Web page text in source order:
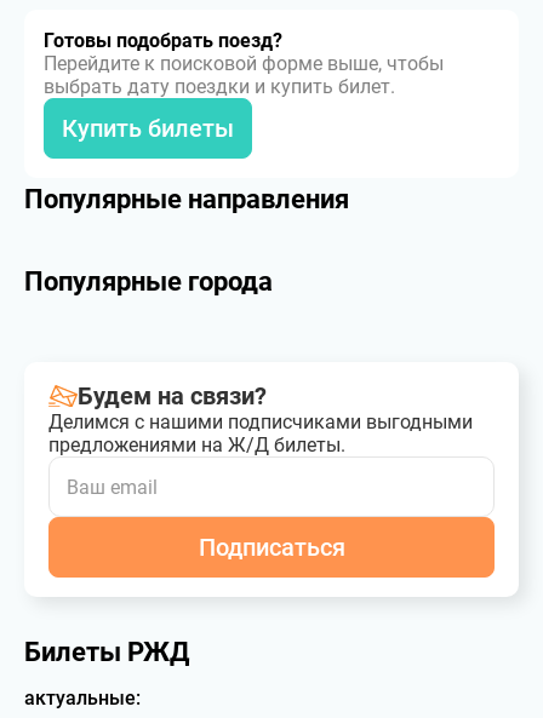
Готовы подобрать поезд?
Перейдите к поисковой форме выше, чтобы
выбрать дату поездки и купить билет.
Купить билеты
Популярные направления
Популярные города
Будем на связи?
Делимся с нашими подписчиками выгодными
предложениями на Ж/Д билеты.
Подписаться
Билеты РЖД
актуальные: